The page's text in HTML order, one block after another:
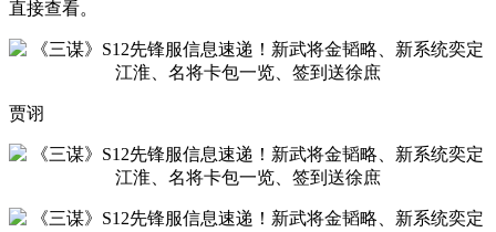
直接查看。
贾诩